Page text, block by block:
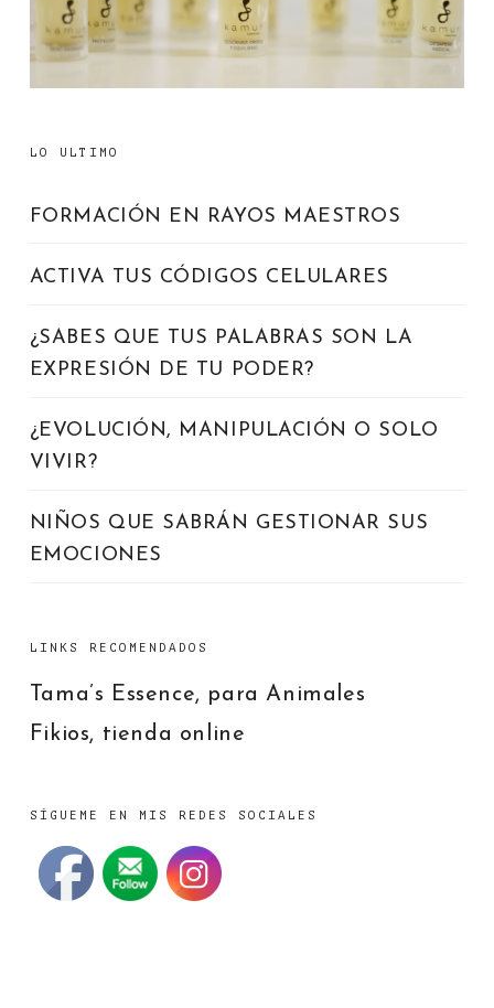
LO ULTIMO
FORMACIÓN EN RAYOS MAESTROS
ACTIVA TUS CÓDIGOS CELULARES
¿SABES QUE TUS PALABRAS SON LA
EXPRESIÓN DE TU PODER?
¿EVOLUCIÓN, MANIPULACIÓN O SOLO
VIVIR?
NIÑOS QUE SABRÁN GESTIONAR SUS
EMOCIONES
LINKS RECOMENDADOS
Tama’s Essence, para Animales
Fikios, tienda online
SÍGUEME EN MIS REDES SOCIALES